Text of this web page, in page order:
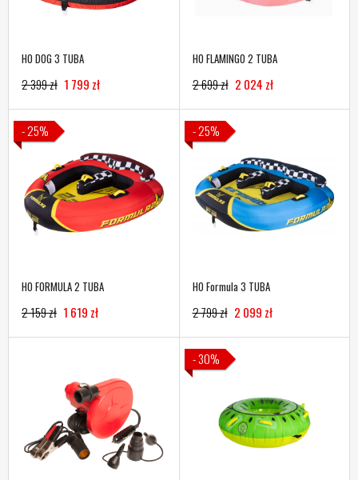
HO DOG 3 TUBA
2 399 zł 1 799 zł
HO FLAMINGO 2 TUBA
2 699 zł 2 024 zł
- 25%
HO FORMULA 2 TUBA
2 159 zł 1 619 zł
- 25%
HO Formula 3 TUBA
2 799 zł 2 099 zł
- 30%